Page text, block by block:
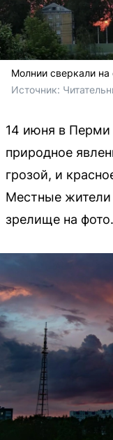
Молнии сверкали на
Источник:
14 июня в
природное
грозой, и
Местные жители
зрелище на фото.